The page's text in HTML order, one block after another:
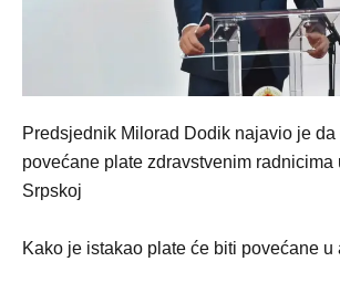
Predsjednik Milorad Dodik najavio je da
povećane plate zdravstvenim radnicima
Srpskoj
Kako je istakao plate će biti povećane u